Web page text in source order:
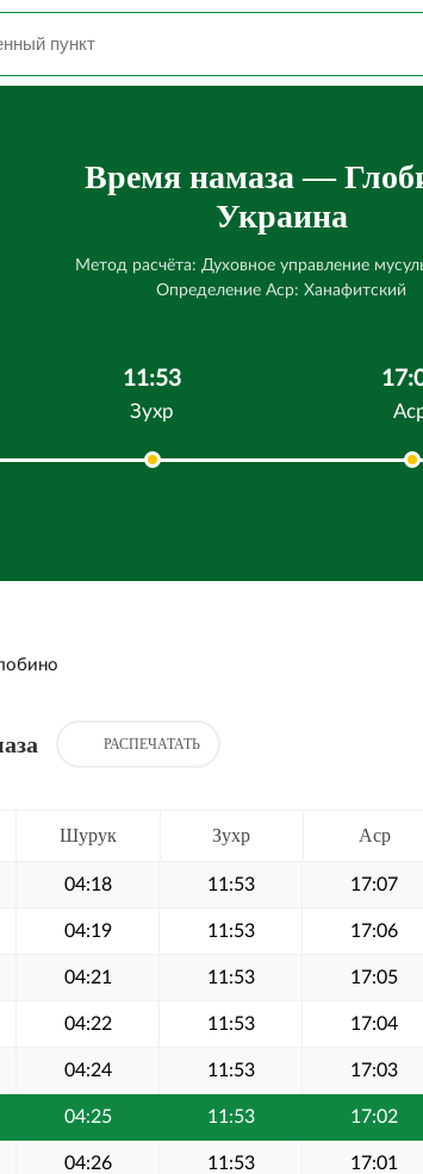
Время намаза —
Украина
Метод расчёта: Духовное управление
Определение Аср: Ханафитский
11:53
Зухр
РАСПЕЧАТАТЬ
Шурук Зухр Аср
04:18 11:53 17:07
04:19 11:53 17:06
04:21 11:53 17:05
04:22 11:53 17:04
04:24 11:53 17:03
04:25 11:53 17:02
04:26 11:53 17:01